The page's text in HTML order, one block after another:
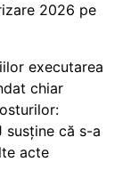
2026 pe
executarea
chiar
susține că s-a
acte